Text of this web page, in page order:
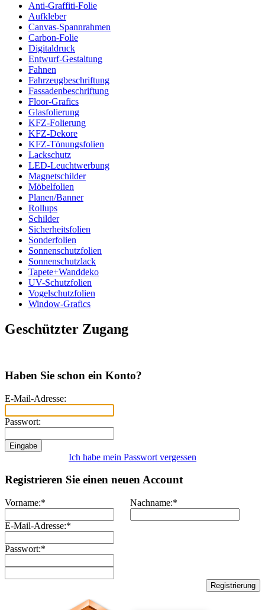
Anti-Graffiti-Folie
Aufkleber
Canvas-Spannrahmen
Carbon-Folie
Digitaldruck
Entwurf-Gestaltung
Fahnen
Fahrzeugbeschriftung
Fassadenbeschriftung
Floor-Grafics
Glasfolierung
KFZ-Folierung
KFZ-Dekore
KFZ-Tönungsfolien
Lackschutz
LED-Leuchtwerbung
Magnetschilder
Möbelfolien
Planen/Banner
Rollups
Schilder
Sicherheitsfolien
Sonderfolien
Sonnenschutzfolien
Sonnenschutzlack
Tapete+Wanddeko
UV-Schutzfolien
Vogelschutzfolien
Window-Grafics
Geschützter Zugang
Haben Sie schon ein Konto?
E-Mail-Adresse:
Passwort:
Ich habe mein Passwort vergessen
Registrieren Sie einen neuen Account
Vorname:* Nachname:*
E-Mail-Adresse:*
Passwort:*